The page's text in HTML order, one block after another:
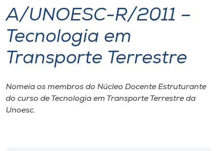
I.nova
Diplomados
CPA
A/UNOESC-R/2011 –
Tecnologia em
Transporte Terrestre
Nomeia os membros do Núcleo Docente Estruturante
do curso de Tecnologia em Transporte Terrestre da
Unoesc.